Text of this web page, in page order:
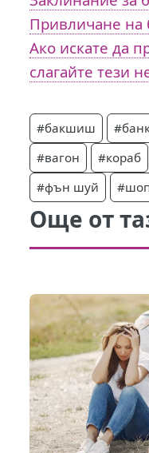
Привличане на
Ако искате да
слагайте тези
#бакшиш
#вагон
#кораб
#фън шуй
Още от